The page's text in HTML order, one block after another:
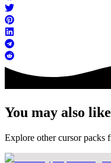
You may also like
Explore other cursor packs